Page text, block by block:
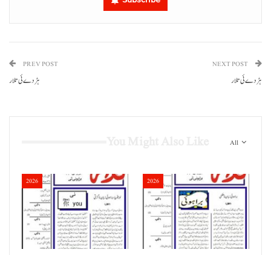
PREV POST
ہڑدے ئی تلار
NEXT POST
ہڑدے ئی تلار
All
2026 2026